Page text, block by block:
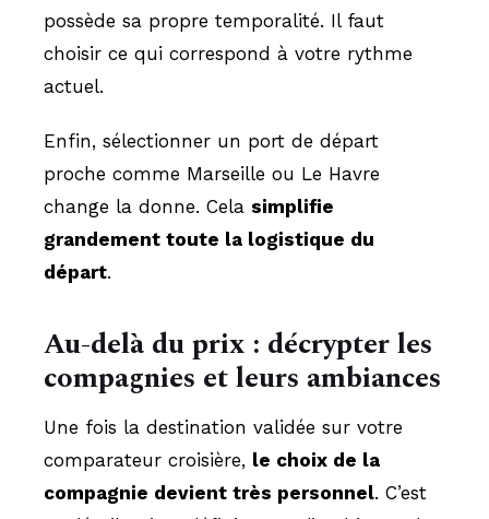
possède sa propre temporalité. Il faut
choisir ce qui correspond à votre rythme
actuel.
Enfin, sélectionner un port de départ
proche comme Marseille ou Le Havre
change la donne. Cela simplifie
grandement toute la logistique du
départ.
Au-delà du prix : décrypter les
compagnies et leurs ambiances
Une fois la destination validée sur votre
comparateur croisière, le choix de la
compagnie devient très personnel. C’est